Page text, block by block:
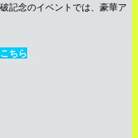
記念のイベントでは、豪華ア
ちら